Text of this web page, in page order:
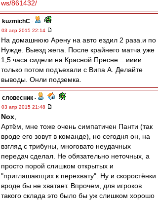
ws/861432/
kuzmichC -
03 апр 2015 22:14
На домашнюю Арену на авто ездил 2 раза.и по
Нужде. Выезд жепа. После крайнего матча уже
1,5 часа сидели на Красной Пресне ...ииии
только потом подъехали с Випа А. Делайте
выводы. Онли подземка.
словесник -
03 апр 2015 21:48
Nox
Артём, мне тоже очень симпатичен Панти (так
вроде его зовут в команде), но сегодня он, на
взгляд с трибуны, многовато неудачных
передач сделал. Не обязательно неточных, а
просто порой слишком открытых и
"приглашающих к перехвату". Ну и скоростёнки
вроде бы не хватает. Впрочем, для игроков
такого склада это было бы уж слишком хорошо